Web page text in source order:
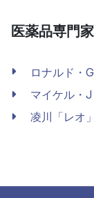
医薬品専門家
ロナルド・
マイケル・
凌川「レオ